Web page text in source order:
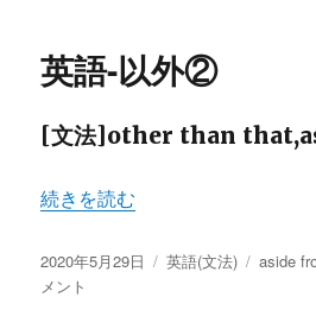
英語-以外②
[文法]other than
“英語-以外②” の
続きを読む
投
稿
2020年5月29日
カ
英語(文法)
タ
aside
メント